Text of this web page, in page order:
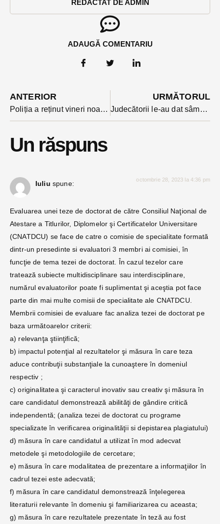
REDACTAT DE ADMIN
ADAUGĂ COMENTARIU
ANTERIOR
Poliția a reținut vineri noaptea doi indivizi în cazul agresării boxerului Dani Borgovan. Percheziții la 4 domicilii la o săptămână de la incidentul care l-a trimis în comă la spital
URMĂTORUL
Judecătorii le-au dat sâmbătă mandate de arest preventiv de 30 de zile celor doi frați acuzați că l-au agresat pe Dani Borgovan, boxerul grav rănit
Un răspuns
Iuliu spune: octombrie 28, 2023 la 4:36 pm
Evaluarea unei teze de doctorat de către Consiliul Naţional de
Atestare a Titlurilor, Diplomelor şi Certificatelor Universitare
(CNATDCU) se face de catre o comisie de specialitate formată
dintr-un presedinte si evaluatori 3 membri ai comisiei, în
funcţie de tema tezei de doctorat. În cazul tezelor care
tratează subiecte multidisciplinare sau interdisciplinare,
numărul evaluatorilor poate fi suplimentat şi aceştia pot face
parte din mai multe comisii de specialitate ale CNATDCU.
Membrii comisiei de evaluare fac analiza tezei de doctorat pe
baza următoarelor criterii:
a) relevanţa ştiinţifică;
b) impactul potenţial al rezultatelor şi măsura în care teza
aduce contribuţii substanţiale la cunoaştere în domeniul
respectiv ;
c) originalitatea şi caracterul inovativ sau creativ şi măsura în
care candidatul demonstrează abilităţi de gândire critică
independentă; (analiza tezei de doctorat cu programe
specializate în verificarea originalităţii si depistarea plagiatului)
d) măsura în care candidatul a utilizat în mod adecvat
metodele şi metodologiile de cercetare;
e) măsura în care modalitatea de prezentare a informaţiilor în
cadrul tezei este adecvată;
f) măsura în care candidatul demonstrează înţelegerea
literaturii relevante în domeniu şi familiarizarea cu aceasta;
g) măsura în care rezultatele prezentate în teză au fost